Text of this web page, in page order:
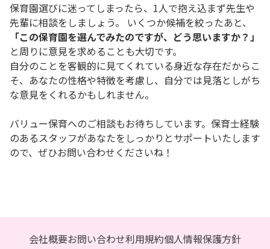
保育園選びに迷ってしまったら、1人で抱え込まず先生や
先輩に相談をしましょう。 いくつか候補を絞ったあと、
「この保育園を選んでみたのですが、どう思いますか？」
と周りに意見を求めることも大切です。
自分のことを客観的に見てくれている身近な存在だからこ
そ、あなたの性格や特徴を考慮し、自分では見落としがち
な意見をくれるかもしれません。
バリュー保育へのご相談もお待ちしています。保育士経験
のあるスタッフがあなたをしっかりとサポートいたします
ので、ぜひお問い合わせくださいね！
会社概要お問い合わせ利用規約個人情報保護方針